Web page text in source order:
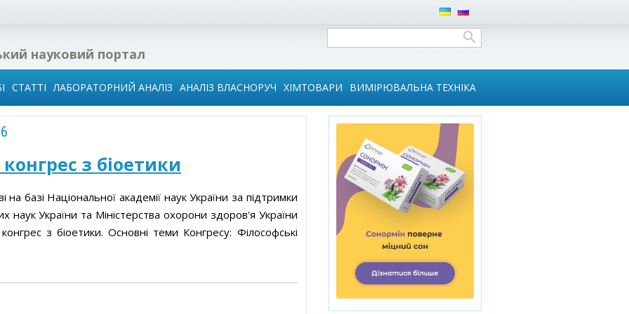
науковий портал
СТАТТІ ЛАБОРАТОРНИЙ АНАЛІЗ АНАЛІЗ ВЛАСНОРУЧ ХІМТОВАРИ ВИМІРЮВАЛЬНА ТЕХНІКА
з біоетики
базі Національної академії наук України за підтримки
наук України та Міністерства охорони здоров'я України
з біоетики. Основні теми Конгресу: Філософські